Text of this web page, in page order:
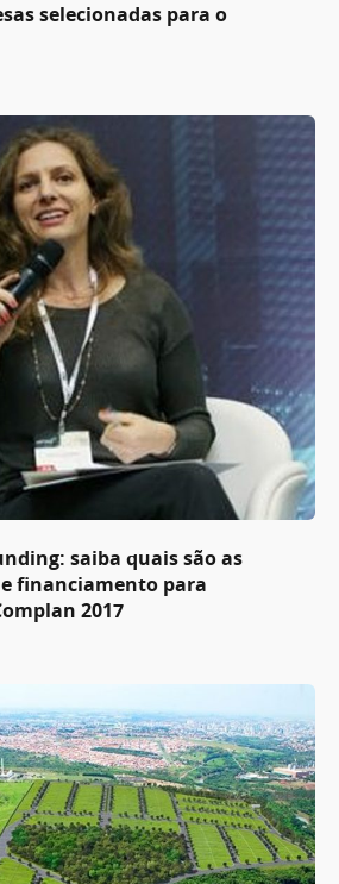
selecionadas para o
saiba quais são as
financiamento para
2017